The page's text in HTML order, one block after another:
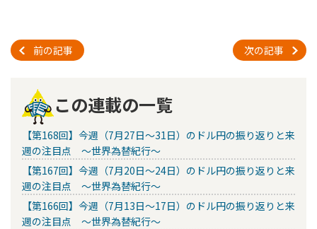
前の記事 次の記事
この連載の一覧
【第168回】今週（7月27日～31日）のドル円の振り返りと来
週の注目点 ～世界為替紀行～
【第167回】今週（7月20日～24日）のドル円の振り返りと来
週の注目点 ～世界為替紀行～
【第166回】今週（7月13日～17日）のドル円の振り返りと来
週の注目点 ～世界為替紀行～